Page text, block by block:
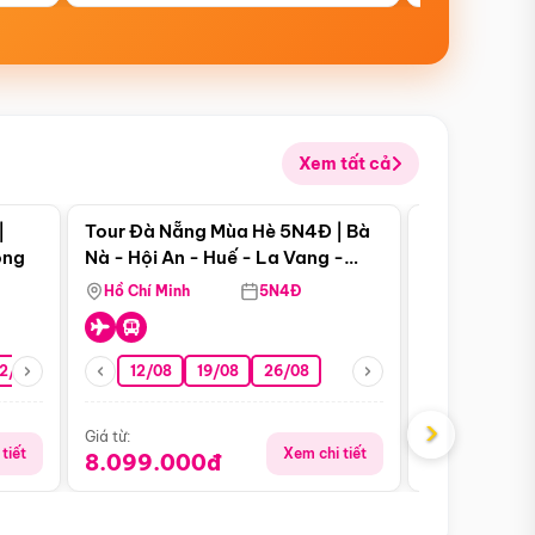
Xem tất cả
08 26/08 05/09 09/09 12/09
tiết
Điểm nổi bật
Tour Đà Nẵng Mùa Hè 5N4Đ | Bà
Nà - Hội An - Huế - La Vang -
Động Thiên Đường
Hồ Chí Minh 5N4Đ
12/08 19/08 26/08
Giá từ:
8.099.000đ Xem chi tiết
Giá từ:
›